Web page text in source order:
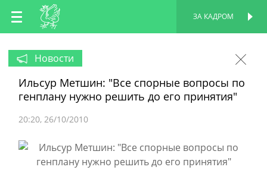
RU
EN
ЗА КАДРОМ
Новости
Ильсур Метшин: "Все спорные вопросы по
генплану нужно решить до его принятия"
20:20 26/10/2010
ПЕРСОНАЛЬНАЯ